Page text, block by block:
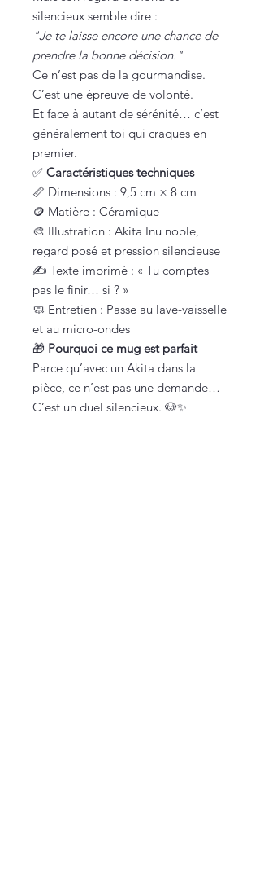
silencieux semble dire :
"Je te laisse encore une chance de
prendre la bonne décision."
Ce n’est pas de la gourmandise.
C’est une épreuve de volonté.
Et face à autant de sérénité… c’est
généralement toi qui craques en
premier.
✅ Caractéristiques techniques
📏 Dimensions : 9,5 cm × 8 cm
🪙 Matière : Céramique
🎨 Illustration : Akita Inu noble,
regard posé et pression silencieuse
✍️ Texte imprimé : « Tu comptes
pas le finir… si ? »
🧼 Entretien : Passe au lave-vaisselle
et au micro-ondes
🎁 Pourquoi ce mug est parfait
Parce qu’avec un Akita dans la
pièce, ce n’est pas une demande…
C’est un duel silencieux. 🐶✨